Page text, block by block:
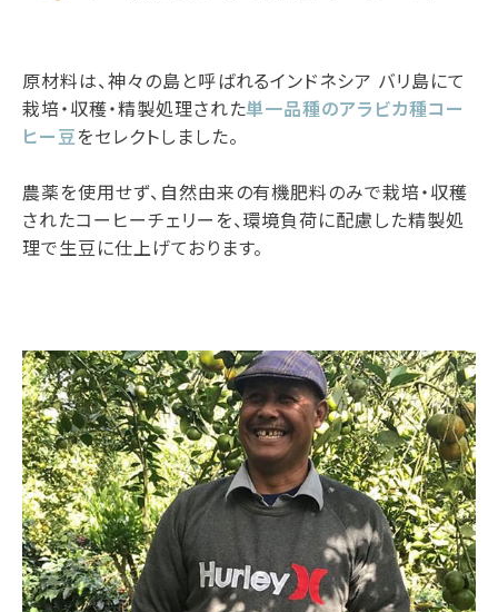
原材料は、神々の島と呼ばれるインドネシア バリ島にて
栽培・収穫・精製処理された単一品種のアラビカ種コー
ヒー豆をセレクトしました。
農薬を使用せず、自然由来の有機肥料のみで栽培・収穫
されたコーヒーチェリーを、環境負荷に配慮した精製処
理で生豆に仕上げております。